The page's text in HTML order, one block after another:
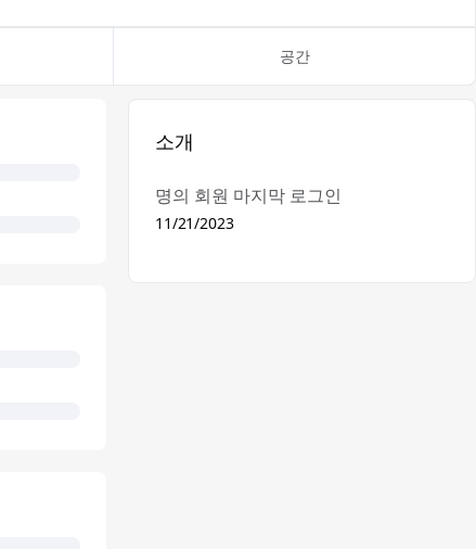
공간
소개
명의 회원 마지막 로그인
11/21/2023